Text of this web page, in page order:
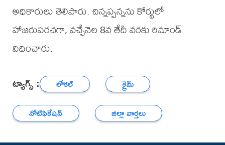
అధికారులు తెలిపారు. చిన్నప్పన్నను కోర్టులో
హాజరుపరచగా, వచ్చేనెల 8వ తేదీ వరకు రిమాండ్
విధించారు.
ట్యాగ్స్ : లోకల్
క్రైమ్
నోటిఫికేషన్
జిల్లా వార్తలు